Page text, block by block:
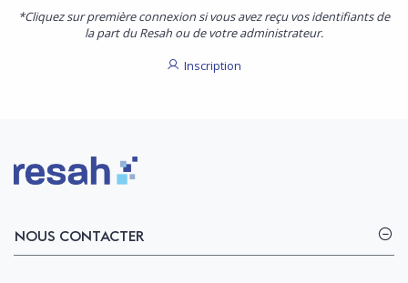
*Cliquez sur première connexion si vous avez reçu vos identifiants de
la part du Resah ou de votre administrateur.
Inscription
Logo Resah
NOUS CONTACTER